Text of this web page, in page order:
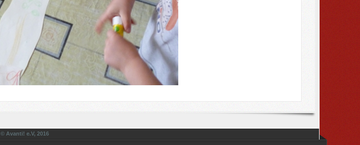
© Avanti! e.V, 2016